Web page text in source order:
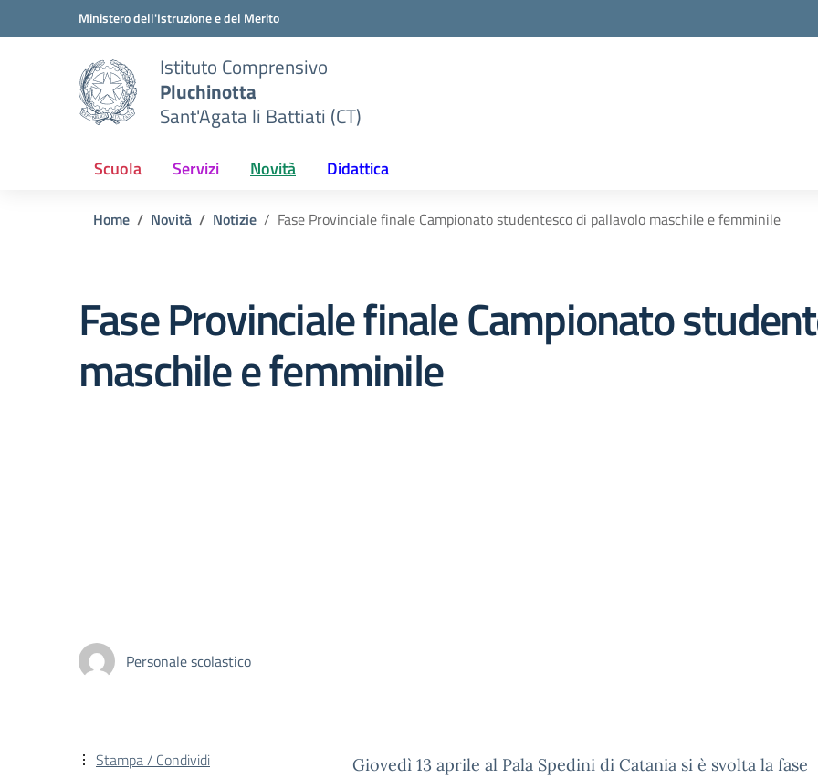
Vai ai contenuti
Vai al menu di navigazioneMinistero dell'Istruzione e del Merito
Istituto Comprensivo
Pluchinotta
Sant'Agata li Battiati (CT)
Scuola Servizi Novità Didattica
Home Novità Notizie Fase Provinciale finale Campionato studentesco di pallavolo maschile e femminile
Fase Provinciale finale Campionato
maschile e femminile
Personale scolastico
Giovedì 13 aprile al Pala Spedini di Catania si è svolta la fase
Stampa / Condividi